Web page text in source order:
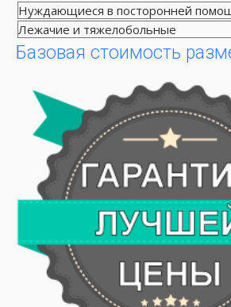
Нуждающиеся в посторонней
Лежачие и тяжелобольные
Базовая стоимость